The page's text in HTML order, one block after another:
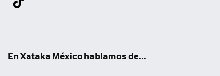
En Xataka México hablamos de...